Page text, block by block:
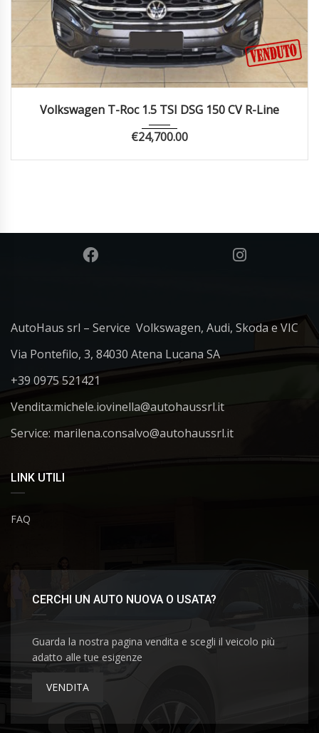
Volkswagen T-Roc 1.5 TSI DSG 150 CV R-Line
€24,700.00
AutoHaus srl – Service Volkswagen, Audi, Skoda e VIC
Via Pontefilo, 3, 84030 Atena Lucana SA
+39 0975 521421
Vendita:michele.iovinella@autohaussrl.it
Service: marilena.consalvo@autohaussrl.it
LINK UTILI
FAQ
CERCHI UN AUTO NUOVA O USATA?
Guarda la nostra pagina vendita e scegli il veicolo più
adatto alle tue esigenze
VENDITA